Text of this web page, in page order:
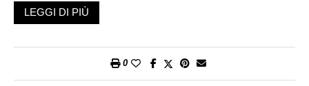
ciascun Paese: Gran Bretagna, Germania, Italia, Svizzera e
Stati Uniti). I risultati confermano con rigore scientifico quanto i
sono più vividi e duraturi degli altri. Inoltre, sempre secondo la
LEGGI DI PIÙ
0